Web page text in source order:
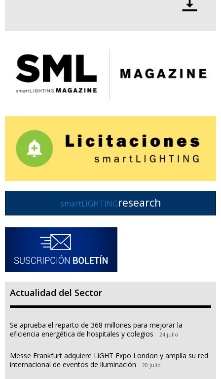
smartLIGHTINGresearch
Actualidad del Sector
Se aprueba el reparto de 368 millones para mejorar la
eficiencia energética de hospitales y colegios
24 julio
Messe Frankfurt adquiere LiGHT Expo London y amplía su red
internacional de eventos de iluminación
20 julio